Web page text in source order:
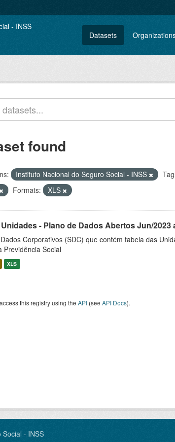
Datasets
found
Instituto Nacional do Seguro Social - INSS
Formats: XLS
- Plano de Dados Abertos Jun/2023
Corporativos (SDC) que contém tabela das
Previdência Social
XLS
this registry using the API (see API Docs).
- INSS